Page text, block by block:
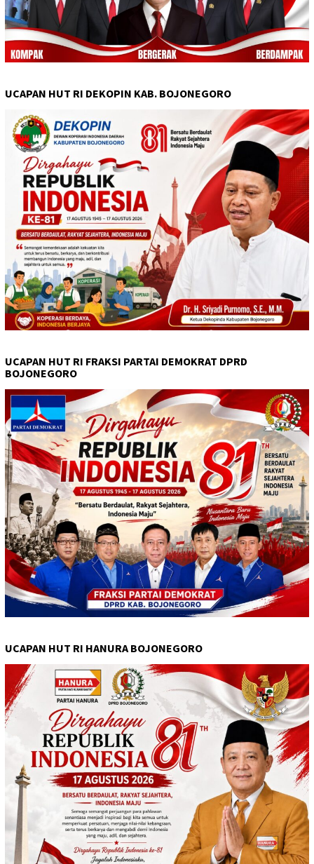
UCAPAN HUT RI DEKOPIN KAB. BOJONEGORO
UCAPAN HUT RI FRAKSI PARTAI DEMOKRAT DPRD
BOJONEGORO
UCAPAN HUT RI HANURA BOJONEGORO